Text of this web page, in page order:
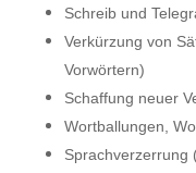
Schreib und
Verkürzung von
Vorwörtern)
Schaffung neuer
Wortballungen,
Sprachverzerrung